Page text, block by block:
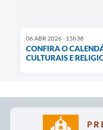
06 ABR 2026 - 15h38
CONFIRA O
CULTURAIS E